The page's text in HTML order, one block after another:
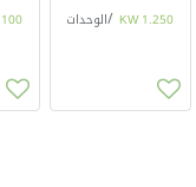
1.250
KW
/الوحدات